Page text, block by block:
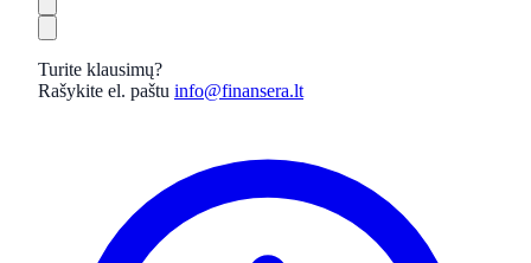
Turite klausimų?
Rašykite el. paštu info@finansera.lt